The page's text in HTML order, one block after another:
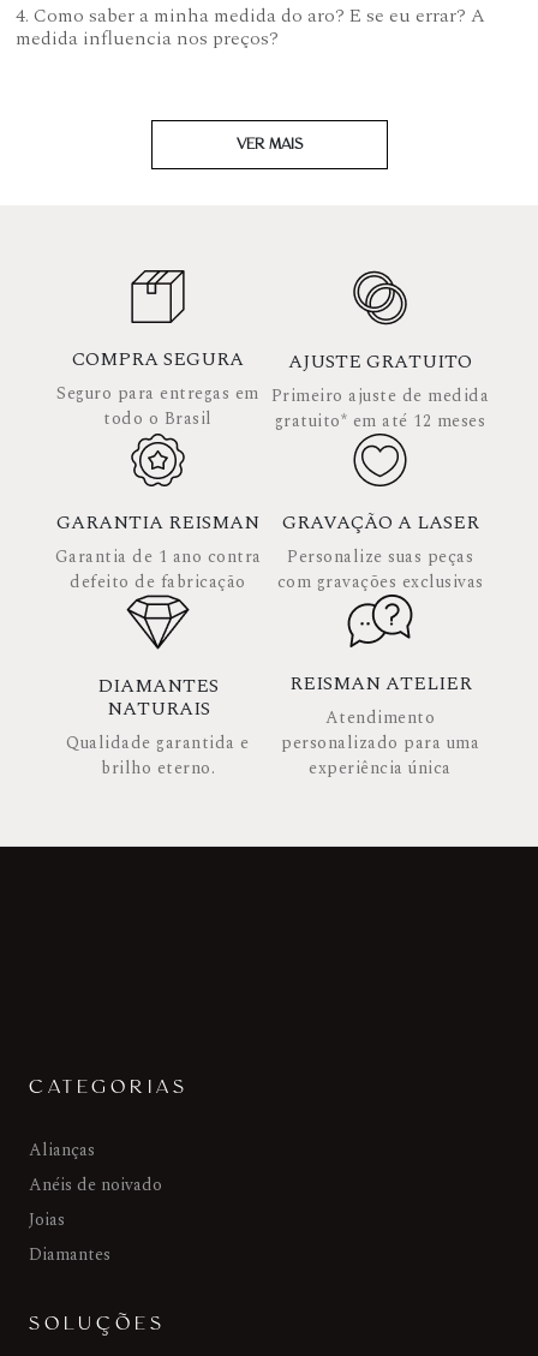
4. Como saber a minha medida do aro? E se eu errar? A
medida influencia nos preços?
VER MAIS
COMPRA SEGURA
Seguro para entregas em
todo o Brasil
AJUSTE GRATUITO
Primeiro ajuste de medida
gratuito* em até 12 meses
GARANTIA REISMAN
Garantia de 1 ano contra
defeito de fabricação
GRAVAÇÃO A LASER
Personalize suas peças
com gravações exclusivas
DIAMANTES
NATURAIS
Qualidade garantida e
brilho eterno.
REISMAN ATELIER
Atendimento
personalizado para uma
experiência única
CATEGORIAS
Alianças
Anéis de noivado
Joias
Diamantes
SOLUÇÕES